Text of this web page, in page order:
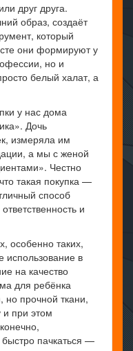
друг друга.
образ, создаёт
который
они формируют у
но и
белый халат, а
у нас дома
Дочь
измеряла им
а мы с женой
Честно
такая покупка —
способ
и
особенно таких,
использование в
на качество
для ребёнка
но прочной ткани,
и при этом
пачкаться —